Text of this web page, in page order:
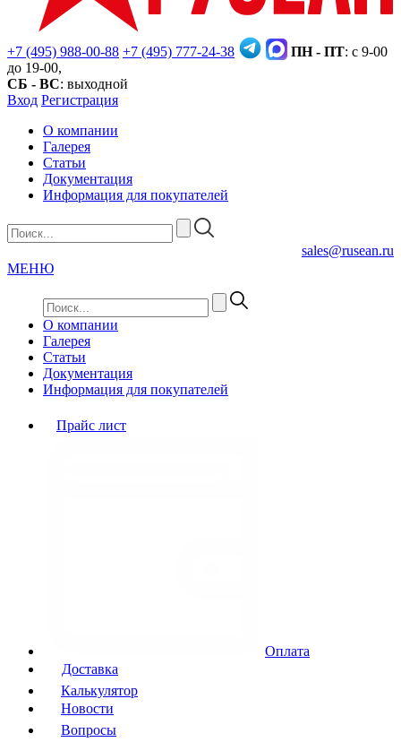
+7 (495) 988-00-88 +7 (495) 777-24-38 ПН - ПТ: с 9-00
до 19-00,
СБ - ВС: выходной
Вход Регистрация
О компании
Галерея
Статьи
Документация
Информация для покупателей
sales@rusean.ru
МЕНЮ
О компании
Галерея
Статьи
Документация
Информация для покупателей
Прайс лист
Оплата
Доставка
Калькулятор
Новости
Вопросы